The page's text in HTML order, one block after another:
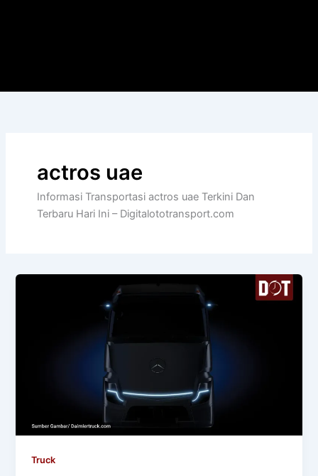
actros uae
Informasi Transportasi actros uae Terkini Dan
Terbaru Hari Ini – Digitalototransport.com
Truck